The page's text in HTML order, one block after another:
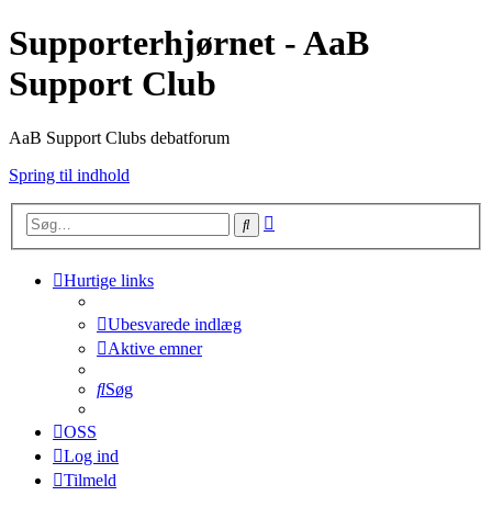
Supporterhjørnet - AaB
Support Club
AaB Support Clubs debatforum
Spring til indhold
Søg
Hurtige links
Ubesvarede indlæg
Aktive emner
Søg
OSS
Log ind
Tilmeld